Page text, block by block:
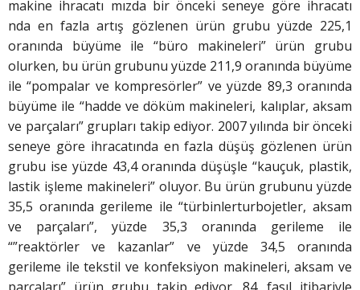
makine ihracatı mızda bir önceki seneye göre ihracatı
nda en fazla artış gözlenen ürün grubu yüzde 225,1
oranında büyüme ile “büro makineleri” ürün grubu
olurken, bu ürün grubunu yüzde 211,9 oranında büyüme
ile “pompalar ve kompresörler” ve yüzde 89,3 oranında
büyüme ile “hadde ve döküm makineleri, kalıplar, aksam
ve parçaları” grupları takip ediyor. 2007 yılında bir önceki
seneye göre ihracatında en fazla düşüş gözlenen ürün
grubu ise yüzde 43,4 oranında düşüşle “kauçuk, plastik,
lastik işleme makineleri” oluyor. Bu ürün grubunu yüzde
35,5 oranında gerileme ile “türbinlerturbojetler, aksam
ve parçaları”, yüzde 35,3 oranında gerileme ile
“”reaktörler ve kazanlar” ve yüzde 34,5 oranında
gerileme ile tekstil ve konfeksiyon makineleri, aksam ve